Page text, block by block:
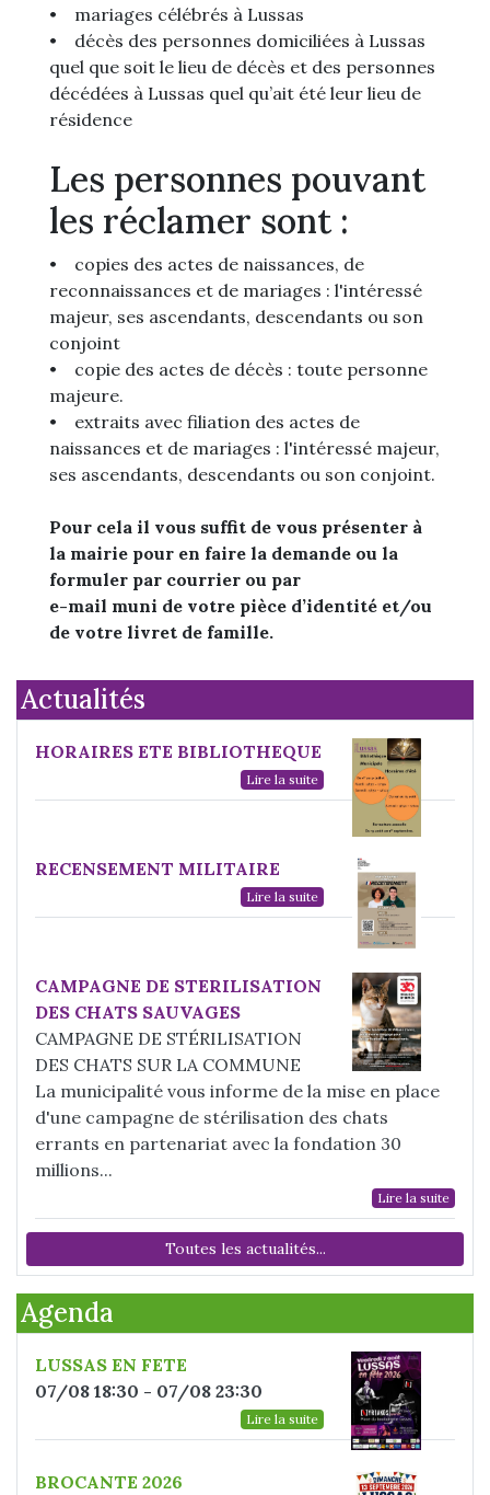
• mariages célébrés à Lussas
• décès des personnes domiciliées à Lussas
quel que soit le lieu de décès et des personnes
décédées à Lussas quel qu’ait été leur lieu de
résidence
Les personnes pouvant
les réclamer sont :
• copies des actes de naissances, de
reconnaissances et de mariages : l'intéressé
majeur, ses ascendants, descendants ou son
conjoint
• copie des actes de décès : toute personne
majeure.
• extraits avec filiation des actes de
naissances et de mariages : l'intéressé majeur,
ses ascendants, descendants ou son conjoint.
Pour cela il vous suffit de vous présenter à
la mairie pour en faire la demande ou la
formuler par courrier ou par
e-mail muni de votre pièce d’identité et/ou
de votre livret de famille.
Actualités
HORAIRES ETE BIBLIOTHEQUE
Lire la suite
RECENSEMENT MILITAIRE
Lire la suite
CAMPAGNE DE STERILISATION
DES CHATS SAUVAGES
CAMPAGNE DE STÉRILISATION
DES CHATS SUR LA COMMUNE
La municipalité vous informe de la mise en place
d'une campagne de stérilisation des chats
errants en partenariat avec la fondation 30
millions...
Lire la suite
Toutes les actualités...
Agenda
LUSSAS EN FETE
07/08 18:30 - 07/08 23:30
Lire la suite
BROCANTE 2026